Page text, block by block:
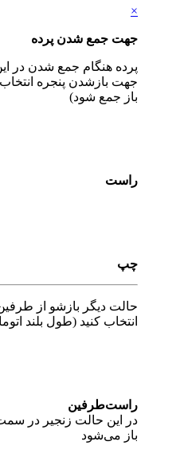
جهت جمع شدن پرده
پرده هنگام جمع شدن در
جهت بازشدن پنجره انتخاب
باز جمع شود)
راست
چپ
حالت دیگر بازشو از
انتخاب کنید (طول بلند
راست‌طرفین
در این حالت زنجیر در
باز می‌شود